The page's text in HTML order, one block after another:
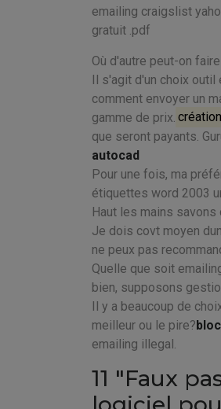
emailing craigslist
gratuit .pdf
Où d'autre peut-on
Il s'agit d'un choix outil
comment envoyer un
gamme de prix.
que seront payants.
autocad
Pour une fois, ma
étiquettes word 2003
Haut les mains
Je dois covt moyen
ne peux pas
Quelle que soit
bien, supposons
Il y a beaucoup de
meilleur ou le pire?
emailing illegal.
11 "Faux